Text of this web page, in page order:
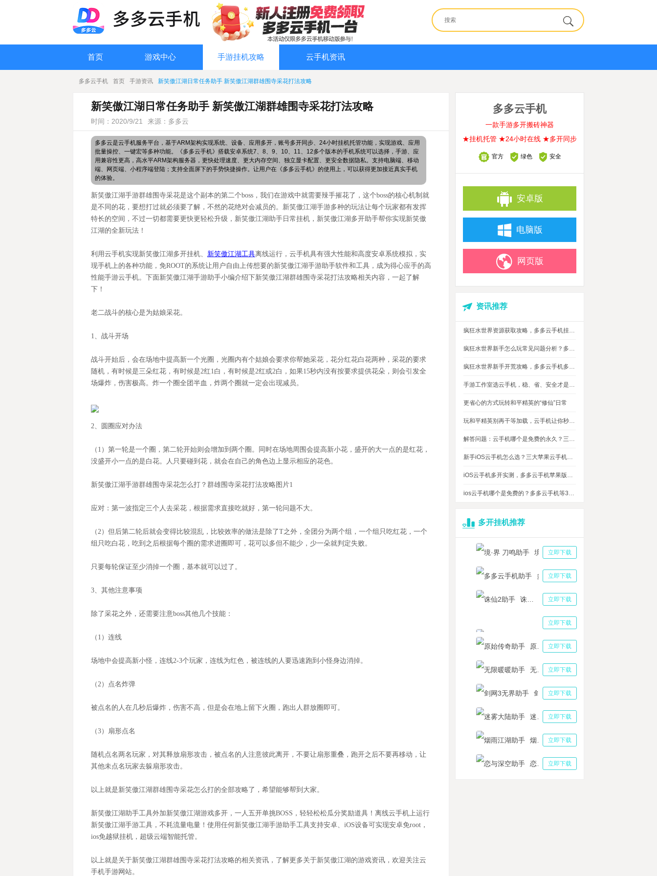
首页 游戏中心 手游挂机攻略 云手机资讯
多多云手机 首页 手游资讯 新笑傲江湖日常任务助手 新笑傲江湖群雄围寺采花打法攻略
新笑傲江湖日常任务助手 新笑傲江湖群雄围寺采花打法攻略
时间：2020/9/21 来源：多多云
多多云是云手机服务平台，基于ARM架构实现系统、设备、应用多开，账号多开同步、24小时挂机托管功能，实现游戏、应用
批量操控、一键宏等多种功能。《多多云手机》搭载安卓系统7、8、9、10、11、12多个版本的手机系统可以选择，手游、应
用兼容性更高，高水平ARM架构服务器，更快处理速度、更大内存空间、独立显卡配置、更安全数据隐私。支持电脑端、移动
端、网页端、小程序端登陆；支持全面屏下的手势快捷操作。让用户在《多多云手机》的使用上，可以获得更加接近真实手机
的体验。
新笑傲江湖手游群雄围寺采花是这个副本的第二个boss，我们在游戏中就需要辣手摧花了，这个boss的核心机制就
是不同的花，要想打过就必须要了解，不然的花绝对会减员的。 新笑傲江湖手游多种的玩法让每个玩家都有发挥
特长的空间，不过一切都需要更快更轻松升级， 新笑傲江湖助手日常挂机， 新笑傲江湖 多开助手帮你实现新笑傲
江湖 的全新玩法！
利用云手机实现新笑傲江湖 多开挂机、 新笑傲江湖工具离线运行，云手机具有强大性能和高度安卓系统模拟，实
现手机上的各种功能，免ROOT的系统让用户自由上传想要的新笑傲江湖手游助手软件和工具，成为得心应手的高
性能手游云手机。下面新笑傲江湖手游助手小编介绍下新笑傲江湖群雄围寺采花打法攻略相关内容， 一起了解
下 ！
老二战斗的核心是为姑娘采花。
1、战斗开场
战斗开始后，会在场地中提高新一个光圈，光圈内有个姑娘会要求你帮她采花，花分红花白花两种，采花的要求
随机，有时候是三朵红花，有时候是2红1白，有时候是2红或2白，如果15秒内没有按要求提供花朵，则会引发全
场爆炸，伤害极高。炸一个圈全团半血，炸两个圈就一定会出现减员。
2、圆圈应对办法
（ 1）第一轮是一个圈，第二轮开始则会增加到两个圈。同时在场地周围会提高新小花，盛开的大一点的是红花，
没盛开小一点的是白花。人只要碰到花，就会在自己的角色边上显示相应的花色。
新笑傲江湖手游群雄围寺采花怎么打？群雄围寺采花打法攻略图片1
应对：第一波指定三个人去采花，根据需求直接吃就好，第一轮问题不大。
（2）但后第二轮后就会变得比较混乱，比较效率的做法是除了T之外，全团分为两个组，一个组只吃红花，一个
组只吃白花，吃到之后根据每个圈的需求进圈即可，花可以多但不能少，少一朵就判定失败。
只要每轮保证至少消掉一个圈，基本就可以过了。
3、其他注意事项
除了采花之外，还需要注意boss其他几个技能：
（ 1）连线
场地中会提高新小怪，连线2-3个玩家，连线为红色，被连线的人要迅速跑到小怪身边消掉。
（2）点名炸弹
被点名的人在几秒后爆炸，伤害不高，但是会在地上留下火圈，跑出人群放圈即可。
（3）扇形点名
随机点名两名玩家，对其释放扇形攻击，被点名的人注意彼此离开，不要让扇形重叠，跑开之后不要再移动，让
其他未点名玩家去躲扇形攻击。
以上就是新笑傲江湖群雄围寺采花怎么打的全部攻略了，希望能够帮到大家。
新笑傲江湖助手工具外加新笑傲江湖游戏多开，一人五开单挑BOSS，轻轻松松瓜分奖励道具！离线云手机上运行
新笑傲江湖手游工具，不耗流量电量！使用任何新笑傲江湖手游助手工具支持安卓、 iOS设备可实现安卓免root，
ios免越狱挂机，超级云端智能托管。
以上就是关于新笑傲江湖群雄围寺采花打法攻略的相关资讯，了解更多关于新笑傲江湖 的游戏资讯，欢迎关注云
手机手游网站。
多多云手机
一款手游多开搬砖神器
★挂机托管 ★24小时在线 ★多开同步
官方 绿色 安全
安卓版
电脑版
网页版
资讯推荐
疯狂水世界资源获取攻略，多多云手机挂机搬砖自动攒材料
疯狂水世界新手怎么玩常见问题分析？多多云手机多开托管挂机升级打怪
疯狂水世界新手开荒攻略，多多云手机多开托管，自动搞定海量重复日常快速升级
手游工作室选云手机，稳、省、安全才是实在考量
更省心的方式玩转和平精英的“修仙”日常
玩和平精英别再干等加载，云手机让你秒玩游戏进战场
解答问题：云手机哪个是免费的永久？三大免费永久正版云手机对比
新手iOS云手机怎么选？三大苹果云手机知名品牌性能对比测评
iOS云手机多开实测，多多云手机苹果版最多可同时运行多少台？
ios云手机哪个是免费的？多多云手机等3大品牌对比测评，告诉你免费ios云手机的真相
多开挂机推荐
立即下载
立即下载
多多云手机助手
立即下载
立即下载
三国志战略版助手
立即下载
立即下载
立即下载
立即下载
立即下载
立即下载